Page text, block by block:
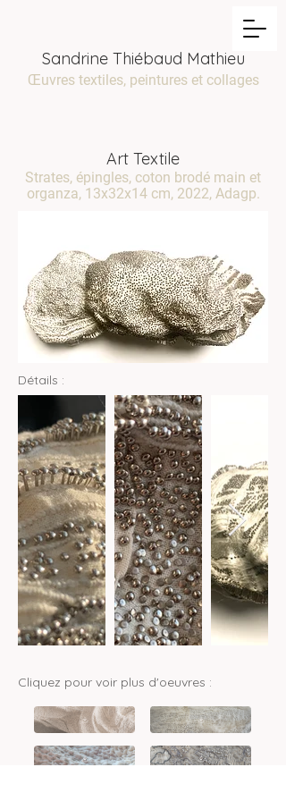
Sandrine Thiébaud Mathieu
Œuvres textiles, peintures et collages
Art Textile
Strates, épingles, coton brodé main et
organza, 13x32x14 cm, 2022, Adagp.
Détails :
Cliquez pour voir plus d'oeuvres :